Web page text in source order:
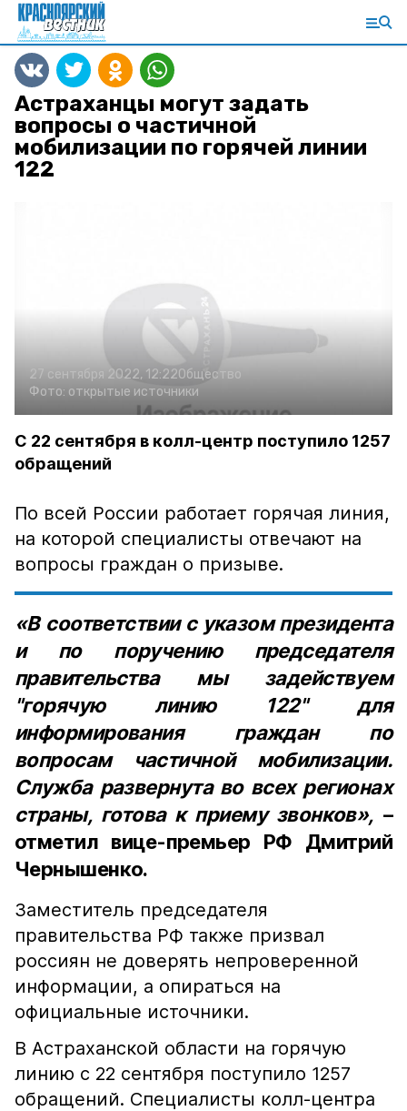
Астраханцы могут задать
вопросы о частичной
мобилизации по горячей линии
122
27 сентября 2022, 12:22Общество
Фото: открытые источники
С 22 сентября в колл-центр поступило 1257
обращений
По всей России работает горячая линия,
на которой специалисты отвечают на
вопросы граждан о призыве.
«В соответствии с указом президента
и по поручению председателя
правительства мы задействуем
"горячую линию 122" для
информирования граждан по
вопросам частичной мобилизации.
Служба развернута во всех регионах
страны, готова к приему звонков», –
отметил вице-премьер РФ Дмитрий
Чернышенко.
Заместитель председателя
правительства РФ также призвал
россиян не доверять непроверенной
информации, а опираться на
официальные источники.
В Астраханской области на горячую
линию с 22 сентября поступило 1257
обращений. Специалисты колл-центра